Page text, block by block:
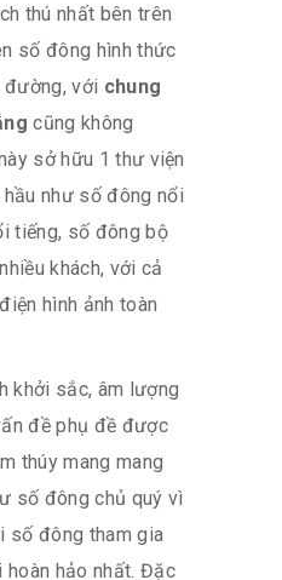
thú nhất bên trên
số đông hình thức
với chung
cũng không
sở hữu 1 thư viện
như số đông nổi
tiếng, số đông bộ
khách, với cả
hình ảnh toàn
khởi sắc, âm lượng
đề phụ đề được
thúy mang mang
số đông chủ quý vì
số đông tham gia
hảo nhất. Đặc